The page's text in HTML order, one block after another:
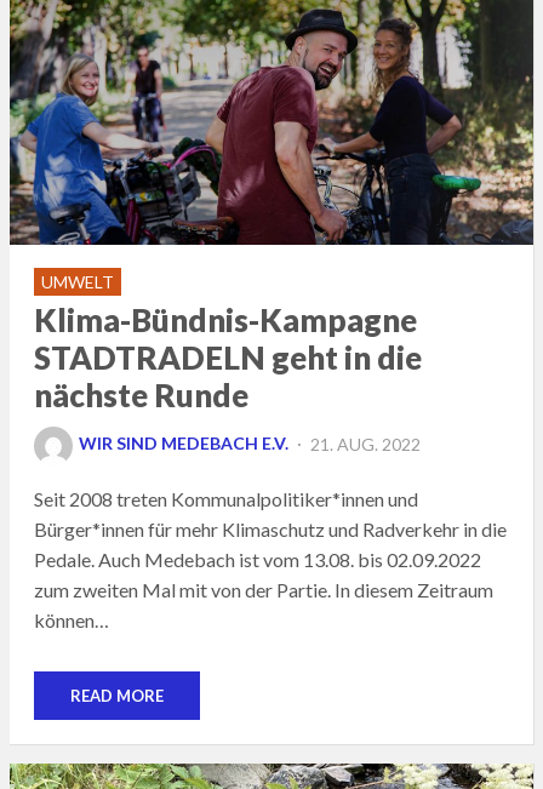
UMWELT
Klima-Bündnis-Kampagne
STADTRADELN geht in die
nächste Runde
WIR SIND MEDEBACH E.V.
POSTED
21. AUG. 2022
Seit 2008 treten Kommunalpolitiker*innen und
Bürger*innen für mehr Klimaschutz und Radverkehr in die
Pedale. Auch Medebach ist vom 13.08. bis 02.09.2022
zum zweiten Mal mit von der Partie. In diesem Zeitraum
können…
READ MORE